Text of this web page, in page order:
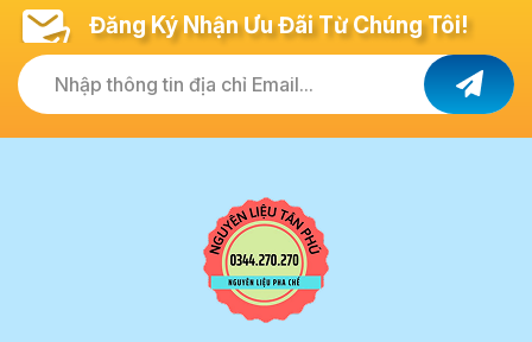
Đăng Ký Nhận Ưu Đãi Từ Chúng Tôi!
Nhập thông tin địa chỉ Email...